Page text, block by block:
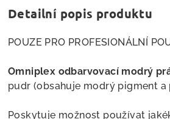
Detailní popis produktu
POUZE PRO PROFESIONÁLNÍ
Omniplex odbarvovací modrý
pudr (obsahuje modrý pigment
Poskytuje možnost používat